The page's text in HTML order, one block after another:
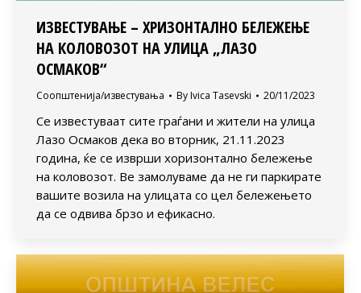
ИЗВЕСТУВАЊЕ – ХРИЗОНТАЛНО БЕЛЕЖЕЊЕ
НА КОЛОВОЗОТ НА УЛИЦА „ЛАЗО
ОСМАКОВ“
Соопштенија/известувања By Ivica Tasevski 20/11/2023
Се известуваат сите граѓани и жители на улица
Лазо Осмаков дека во вторник, 21.11.2023
година, ќе се изврши хоризонтално бележење
на коловозот. Ве замолуваме да не ги паркирате
вашите возила на улицата со цел бележењето
да се одвива брзо и ефикасно.